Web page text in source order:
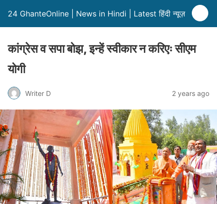
24 GhanteOnline | News in Hindi | Latest हिंदी न्यूज़
कांग्रेस व सपा बोझ, इन्हें स्वीकार न करिएः सीएम
योगी
Writer D 2 years ago